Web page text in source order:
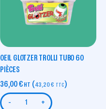
OEIL GLOTZER TROLLI TUBO 60
PIÈCES
36,00€ HT (43,20€ TTC)
- +